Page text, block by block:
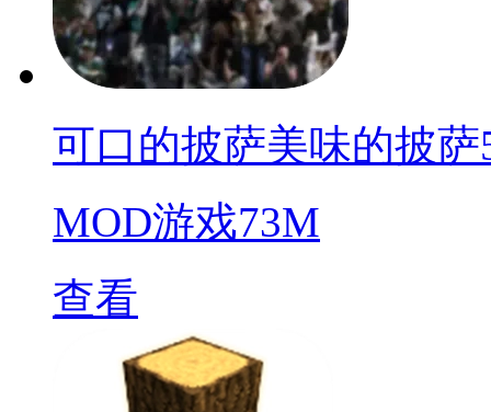
可口的披萨美味的披萨
MOD游戏73M
查看